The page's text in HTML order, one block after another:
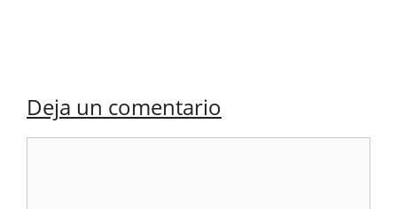
Deja un comentario